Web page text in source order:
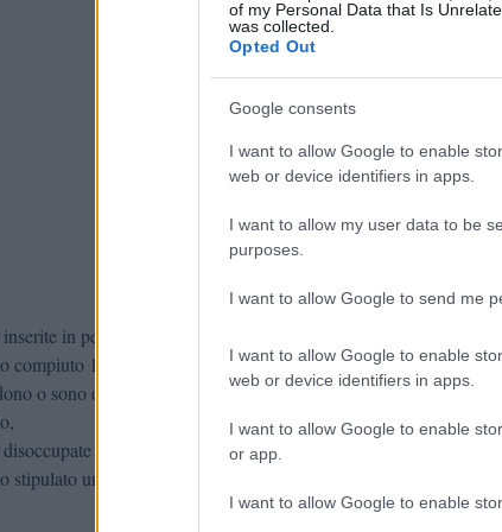
of my Personal Data that Is
was collected.
Opted Out
Google consents
I want to allow Google to enable
web or device identifiers in apps.
I want to allow my user data to be
purposes.
I want to allow Google to send me
I want to allow Google to enable
web or device identifiers in apps.
I want to allow Google to enable
or app.
I want to allow Google to enable
in percorsi di protezione certificati,
compiuto 18 anni,
o sono domiciliate in Toscana e, se non comunitarie,
e iscritte a un centro per l’impiego della Toscana,
stipulato un progetto per l’occupabilità presso il CPI.